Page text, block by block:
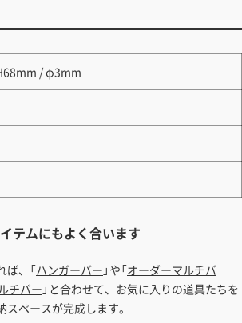
/ φ3mm
テムにもよく合います
ば、「ハンガーバー 」や「オーダーマルチバ
チバー」と合わせて、お気に入りの道具たちを
ペースが完成します。